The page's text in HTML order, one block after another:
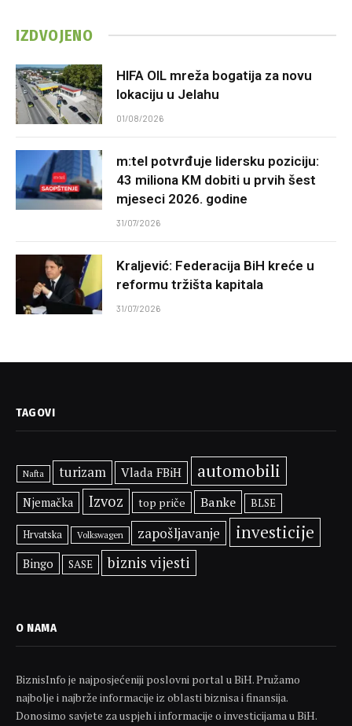
IZDVOJENO
HIFA OIL mreža bogatija za novu
lokaciju u Jelahu
01/08/2026
m:tel potvrđuje lidersku poziciju:
43 miliona KM dobiti u prvih šest
mjeseci 2026. godine
31/07/2026
Kraljević: Federacija BiH kreće u
reformu tržišta kapitala
31/07/2026
TAGOVI
Nafta turizam Vlada FBiH automobili
Njemačka Izvoz top priče Banke BLSE
Hrvatska Volkswagen zapošljavanje investicije
Bingo SASE biznis vijesti
O NAMA
BiznisInfo je najposjećeniji poslovni portal u BiH. Pružamo
najbolje i najbrže informacije iz oblasti biznisa i finansija.
Donosimo savjete za uspjeh i informacije o investicijama u BiH.